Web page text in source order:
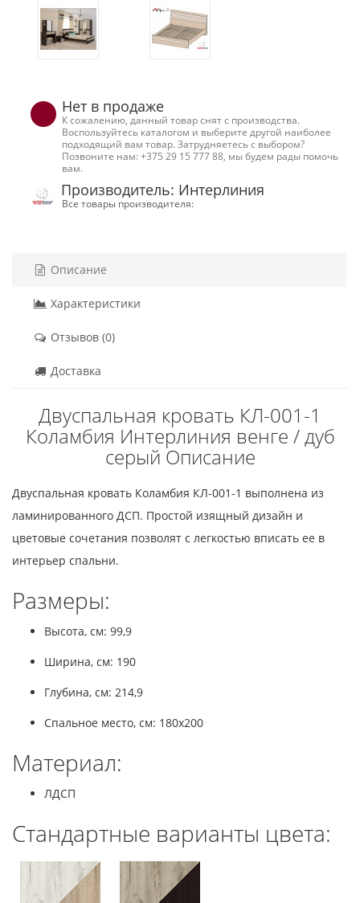
Нет в продаже
К сожалению, данный товар снят с производства.
Воспользуйтесь каталогом и выберите другой наиболее
подходящий вам товар. Затрудняетесь с выбором?
Позвоните нам: +375 29 15 777 88, мы будем рады помочь
вам.
Производитель: Интерлиния
Все товары производителя:
Описание
Характеристики
Отзывов (0)
Доставка
Двуспальная кровать КЛ-001-1
Коламбия Интерлиния венге / дуб
серый Описание
Двуспальная кровать Коламбия КЛ-001-1 выполнена из
ламинированного ДСП. Простой изящный дизайн и
цветовые сочетания позволят с легкостью вписать ее в
интерьер спальни.
Размеры:
Высота, см: 99,9
Ширина, см: 190
Глубина, см: 214,9
Спальное место, см: 180x200
Материал:
ЛДСП
Стандартные варианты цвета: